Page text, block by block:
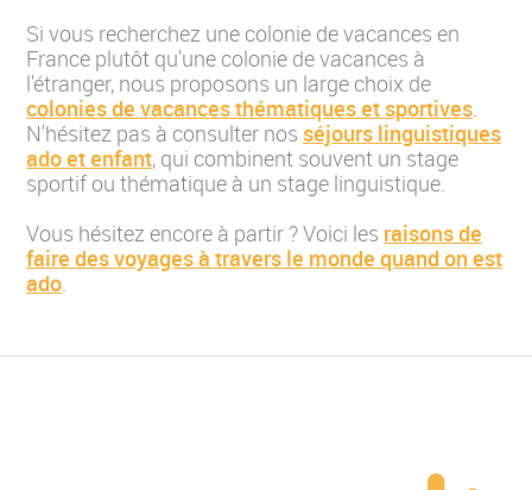
Si vous recherchez une colonie de vacances en
France plutôt qu'une colonie de vacances à
l'étranger, nous proposons un large choix de
colonies de vacances thématiques et sportives.
N'hésitez pas à consulter nos séjours linguistiques
ado et enfant, qui combinent souvent un stage
sportif ou thématique à un stage linguistique.
Vous hésitez encore à partir ? Voici les raisons de
faire des voyages à travers le monde quand on est
ado.